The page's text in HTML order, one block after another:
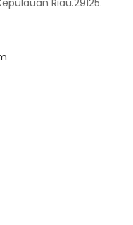
Riau.29125.